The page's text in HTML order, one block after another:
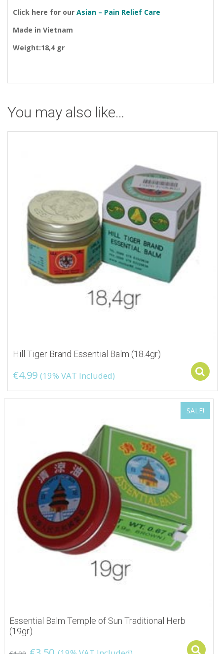
Click here for our Asian – Pain Relief Care
Made in Vietnam
Weight:18,4 gr
You may also like…
Hill Tiger Brand Essential Balm (18.4gr)
€4.99 (19% VAT Included)
SALE!
Essential Balm Temple of Sun Traditional Herb
(19gr)